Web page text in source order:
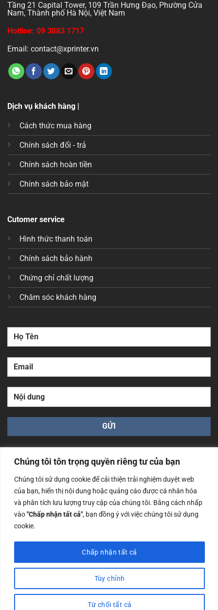
Chúng tôi tôn trọng quyền riêng tư của bạn
Chúng tôi sử dụng cookie để cải thiện trải nghiệm duyệt web
của bạn, hiển thị nội dung hoặc quảng cáo được cá nhân hóa
và phân tích lưu lượng truy cập của chúng tôi. Bằng cách nhấp
vào"Chấp nhận tất cả", bạn đồng ý với việc chúng tôi sử dụng
cookie.
Tùy chỉnh
Từ chối tất cả
Chấp nhận tất cả
Tầng 21 Capital Tower, 109 Trần Hưng Đạo, Phường Cửa
Nam, Thành phố Hà Nội, Việt Nam
Hotline: 09 3883 1717
Email: contact@xprinter.vn
Dịch vụ khách hàng |
Cách thức mua hàng
Chính sách đổi - trả
Chính sách hoàn tiền
Chính sách bảo mật
Cutomer service
Hình thức thanh toán
Chính sách bảo hành
Chứng chỉ chất lượng
Chăm sóc khách hàng
Công ty TNHH Nam Bình Xương - Số ĐKKD: 0108783483
cấp ngày 14/06/2019 bởi Sở Kế Hoạch và Đầu Tư Tp. Hà
Nội
Copyrights @2023 Nam Binh Xuong. All Rights Reserved